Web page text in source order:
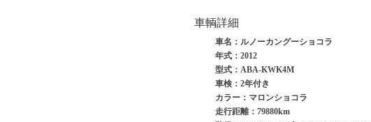
車輌詳細
車名：ルノーカングーショコラ
年式：2012
型式：ABA-KWK4M
車検：2年付き
カラー：マロンショコラ
走行距離：79880km